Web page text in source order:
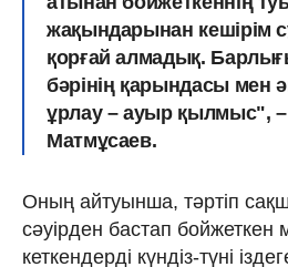
жақындарынан кешірім
қорғай алмадық.
бәрінің қарындасы мен
ұрлау – ауыр қылмыс", –
Матмұсаев.
Оның айтуынша, тәртіп
сәуірден бастап бойжеткен
кеткендерді күндіз-түні